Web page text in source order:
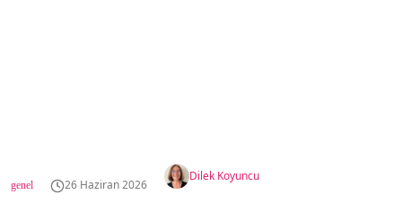
genel 26 Haziran 2026
Dilek Koyuncu